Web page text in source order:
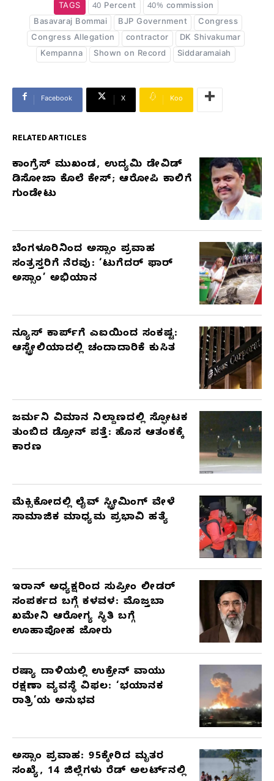
TAGS 40 Percent
40% commission
Basavaraj Bommai
BJP Government
Congress
Congress Allegation
contractor
DK Shivakumar
Kempanna
Shown on Record Siddaramaiah
Facebook X Koo
RELATED ARTICLES
RELATED
ಕಾಂಗ್ರೆಸ್‌ ಮುಖಂಡ, ಉದ್ಯಮಿ ಡೇವಿಡ್‌
ಡಿಸೋಜಾ ಕೊಲೆ ಕೇಸ್;‌ ಆರೋಪಿ ಕಾಲಿಗೆ
ಗುಂಡೇಟು
ಬೆಂಗಳೂರಿನಿಂದ ಅಸ್ಸಾಂ ಪ್ರವಾಹ
ಸಂತ್ರಸ್ತರಿಗೆ ನೆರವು: ‘ಟುಗೆದರ್ ಫಾರ್
ಅಸ್ಸಾಂ’ ಅಭಿಯಾನ
ನ್ಯೂಸ್ ಕಾರ್ಪ್‌ಗೆ ಎಐಯಿಂದ ಸಂಕಷ್ಟ:
ಆಸ್ಟ್ರೇಲಿಯಾದಲ್ಲಿ ಚಂದಾದಾರಿಕೆ ಕುಸಿತ
ಜರ್ಮನಿ ವಿಮಾನ ನಿಲ್ದಾಣದಲ್ಲಿ ಸ್ಫೋಟಕ
ತುಂಬಿದ ಡ್ರೋನ್ ಪತ್ತೆ: ಹೊಸ ಆತಂಕಕ್ಕೆ
ಕಾರಣ
ಮೆಕ್ಸಿಕೋದಲ್ಲಿ ಲೈವ್ ಸ್ಟ್ರೀಮಿಂಗ್ ವೇಳೆ
ಸಾಮಾಜಿಕ ಮಾಧ್ಯಮ ಪ್ರಭಾವಿ ಹತ್ಯೆ
ಇರಾನ್ ಅಧ್ಯಕ್ಷರಿಂದ ಸುಪ್ರೀಂ ಲೀಡರ್
ಸಂಪರ್ಕದ ಬಗ್ಗೆ ಕಳವಳ: ಮೊಜ್ತಬಾ
ಖಮೇನಿ ಆರೋಗ್ಯ ಸ್ಥಿತಿ ಬಗ್ಗೆ
ಊಹಾಪೋಹ ಜೋರು
ರಷ್ಯಾ ದಾಳಿಯಲ್ಲಿ ಉಕ್ರೇನ್ ವಾಯು
ರಕ್ಷಣಾ ವ್ಯವಸ್ಥೆ ವಿಫಲ: ‘ಭಯಾನಕ
ರಾತ್ರಿ’ಯ ಅನುಭವ
ಅಸ್ಸಾಂ ಪ್ರವಾಹ: 95ಕ್ಕೇರಿದ ಮೃತರ
ಸಂಖ್ಯೆ, 14 ಜಿಲ್ಲೆಗಳು ರೆಡ್ ಅಲರ್ಟ್‌ನಲ್ಲಿ